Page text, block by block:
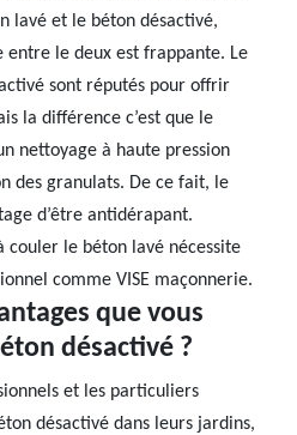
lavé et le béton désactivé,
le deux est frappante. Le
sont réputés pour offrir
la différence c’est que le
nettoyage à haute pression
des granulats. De ce fait, le
d’être antidérapant.
couler le béton lavé nécessite
comme VISE maçonnerie.
que vous
désactivé ?
et les particuliers
désactivé dans leurs jardins,